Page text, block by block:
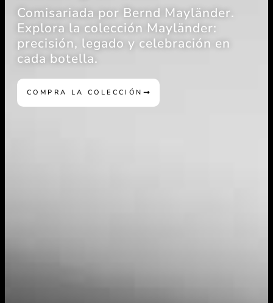
Comisariada por Bernd Mayländer.
Explora la colección Mayländer:
precisión, legado y celebración en
cada botella.
COMPRA LA COLECCIÓN